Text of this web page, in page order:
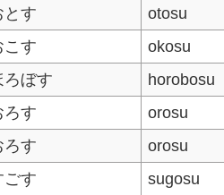
とす otosu
こす okosu
ろぼす horobosu
ろす orosu
ろす orosu
ごす sugosu